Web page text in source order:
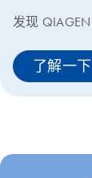
发现
了解一下